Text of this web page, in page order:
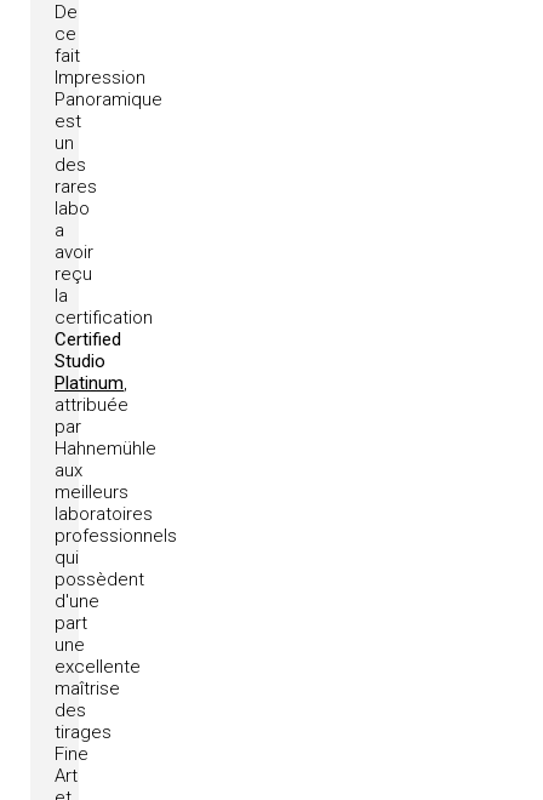
De
ce
fait
Impression
Panoramique
est
un
des
rares
labo
a
avoir
reçu
la
certification
Certified
Studio
Platinum,
attribuée
par
Hahnemühle
aux
meilleurs
laboratoires
professionnels
qui
possèdent
d'une
part
une
excellente
maîtrise
des
tirages
Fine
Art